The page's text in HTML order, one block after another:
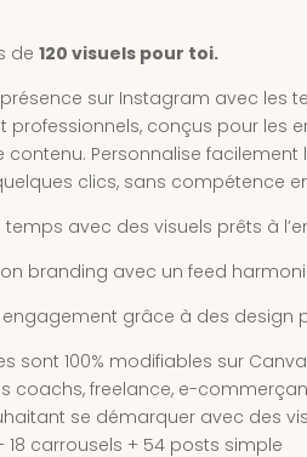
de 120 visuels pour toi.
sur Instagram avec les
professionnels, conçus pour les
contenu. Personnalise facilement
clics, sans compétence
temps avec des visuels prêts à
branding avec un feed
engagement grâce à des design
sont 100% modifiables sur
coachs, freelance, e-
se démarquer avec des
18 carrousels + 54 posts simple